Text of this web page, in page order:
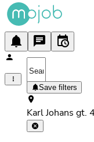
Save filters
Karl Johans gt.